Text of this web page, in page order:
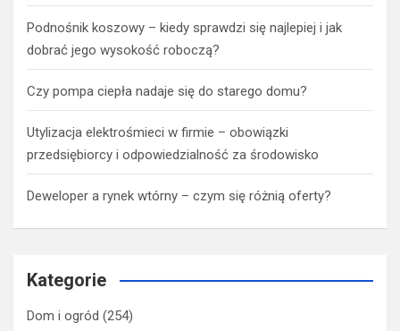
Podnośnik koszowy – kiedy sprawdzi się najlepiej i jak
dobrać jego wysokość roboczą?
Czy pompa ciepła nadaje się do starego domu?
Utylizacja elektrośmieci w firmie – obowiązki
przedsiębiorcy i odpowiedzialność za środowisko
Deweloper a rynek wtórny – czym się różnią oferty?
Kategorie
Dom i ogród (254)